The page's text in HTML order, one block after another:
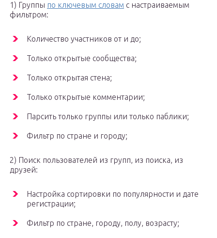
1) Группы по ключевым словам с настраиваемым
фильтром:
Количество участников от и до;
Только открытые сообщества;
Только открытая стена;
Только открытые комментарии;
Парсить только группы или только паблики;
Фильтр по стране и городу;
2) Поиск пользователей из групп, из поиска, из
друзей:
Настройка сортировки по популярности и дате
регистрации;
Фильтр по стране, городу, полу, возрасту;